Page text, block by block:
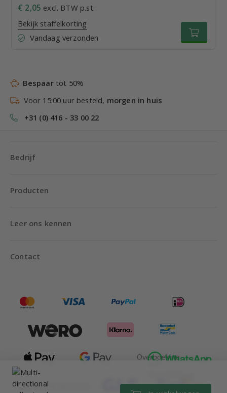
€ 2,05 excl. BTW p.st.
Bekijk staffelkorting
Vandaag verzonden
Bespaartot 50%
Voor 15:00 uur besteld, morgen in huis
+31 (0) 416 - 33 00 22
Bedrijf
Producten
Leer ons kennen
Contact
Wij verzenden met